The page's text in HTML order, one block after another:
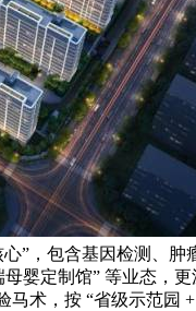
”，包含基因检测、
婴定制馆” 等业态
，按 “省级示范园